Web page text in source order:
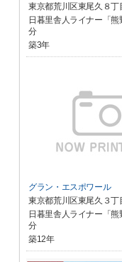
東京都荒川区東尾久８丁
日暮里舎人ライナー「
分
築3年
グラン・エスポワール
東京都荒川区東尾久３丁
日暮里舎人ライナー「熊
分
築12年